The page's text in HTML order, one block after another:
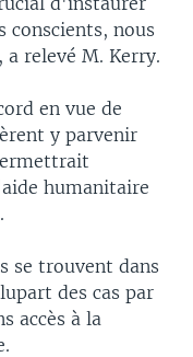
conscients, nous
relevé M. Kerry.
en vue de
y parvenir
humanitaire
se trouvent dans
des cas par
accès à la